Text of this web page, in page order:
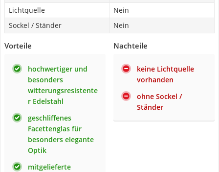
Lichtquelle
Nein
Sockel / Ständer
Nein
Vorteile
hochwertiger und
besonders
witterungsresistente
r Edelstahl
geschliffenes
Facettenglas für
besonders elegante
Optik
mitgelieferte
Nachteile
keine Lichtquelle
vorhanden
ohne Sockel /
Ständer